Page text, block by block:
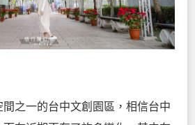
之一的台中文創園區，相信台中